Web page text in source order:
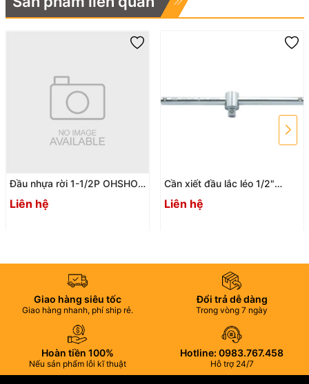
Đầu nhựa rời 1-1/2P OHSHO
033157
Liên hệ
Cần xiết đầu lắc léo 1/2"
250mm ASAHI VT0425
Liên hệ
Giao hàng siêu tốc
Giao hàng nhanh, phí ship rẻ.
Đổi trả dễ dàng
Trong vòng 7 ngày
Hoàn tiền 100%
Nếu sản phẩm lỗi kĩ thuật
Hotline: 0983.767.458
Hỗ trợ 24/7